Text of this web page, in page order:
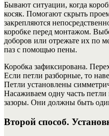
Бывают ситуации, когда
косяк. Помогают скрыть
закрепляются
коробке перед монтажом.
доборов или отрежьте их по
паз с помощью пены.
Коробка зафиксирована.
Если петли разборные, то
Петли установлены
Насаживаем одну часть
зазоры. Они должны быть
Второй способ.